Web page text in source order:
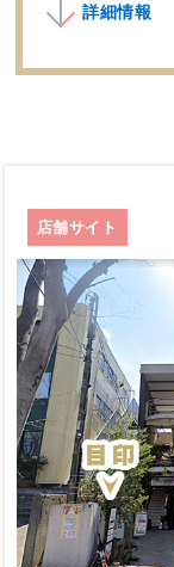
詳細情報
店舗サイト